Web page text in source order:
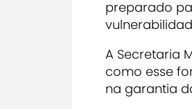
preparado
A Secretaria
como esse
na garantia